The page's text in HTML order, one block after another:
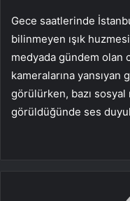
Gece saatlerinde
bilinmeyen ışık
medyada gündem olan
kameralarına
görülürken, bazı sosyal
görüldüğünde ses